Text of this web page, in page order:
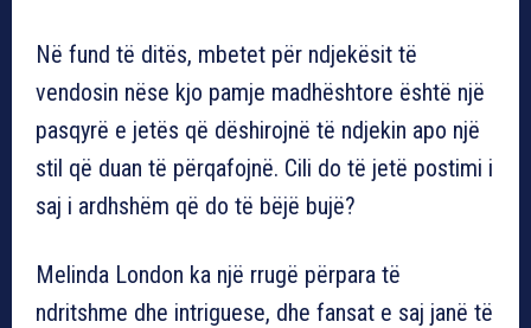
Në fund të ditës, mbetet për ndjekësit të
vendosin nëse kjo pamje madhështore është një
pasqyrë e jetës që dëshirojnë të ndjekin apo një
stil që duan të përqafojnë. Cili do të jetë postimi i
saj i ardhshëm që do të bëjë bujë?
Melinda London ka një rrugë përpara të
ndritshme dhe intriguese, dhe fansat e saj janë të